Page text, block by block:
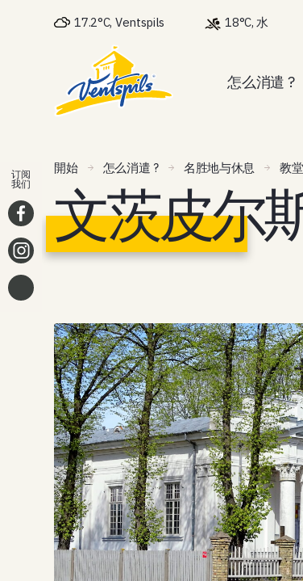
17.2°C, Ventspils 18°C, 水
怎么消遣 ?
開始 怎么消遣 ? 名胜地与休息 教堂
文茨皮尔
订阅
我们